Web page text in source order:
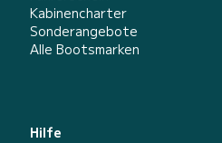
Kabinencharter
Sonderangebote
Alle Bootsmarken
Hilfe